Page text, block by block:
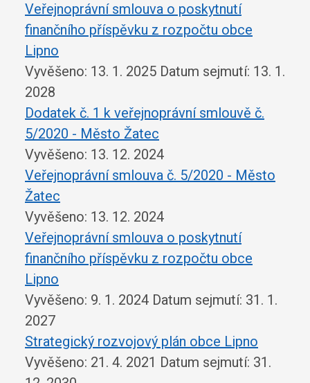
Veřejnoprávní smlouva o poskytnutí
finančního příspěvku z rozpočtu obce
Lipno
Vyvěšeno: 13. 1. 2025 Datum sejmutí: 13. 1.
2028
Dodatek č. 1 k veřejnoprávní smlouvě č.
5/2020 - Město Žatec
Vyvěšeno: 13. 12. 2024
Veřejnoprávní smlouva č. 5/2020 - Město
Žatec
Vyvěšeno: 13. 12. 2024
Veřejnoprávní smlouva o poskytnutí
finančního příspěvku z rozpočtu obce
Lipno
Vyvěšeno: 9. 1. 2024 Datum sejmutí: 31. 1.
2027
Strategický rozvojový plán obce Lipno
Vyvěšeno: 21. 4. 2021 Datum sejmutí: 31.